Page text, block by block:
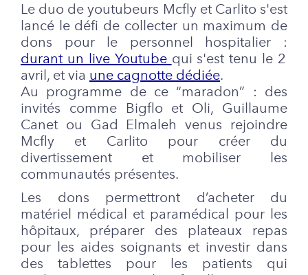
Le duo de youtubeurs Mcfly et Carlito s'est
lancé le défi de collecter un maximum de
dons pour le personnel hospitalier :
durant un live Youtube qui s'est tenu le 2
avril, et via une cagnotte dédiée.
Au programme de ce “maradon” : des
invités comme Bigflo et Oli, Guillaume
Canet ou Gad Elmaleh venus rejoindre
Mcfly et Carlito pour créer du
divertissement et mobiliser les
communautés présentes.
Les dons permettront d’acheter du
matériel médical et paramédical pour les
hôpitaux, préparer des plateaux repas
pour les aides soignants et investir dans
des tablettes pour les patients qui